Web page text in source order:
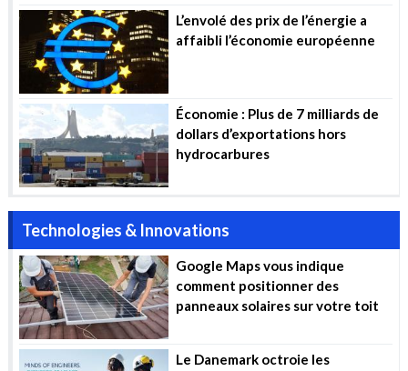
L’envolé des prix de l’énergie a
affaibli l’économie européenne
Économie : Plus de 7 milliards de
dollars d’exportations hors
hydrocarbures
Technologies & Innovations
Google Maps vous indique
comment positionner des
panneaux solaires sur votre toit
Le Danemark octroie les